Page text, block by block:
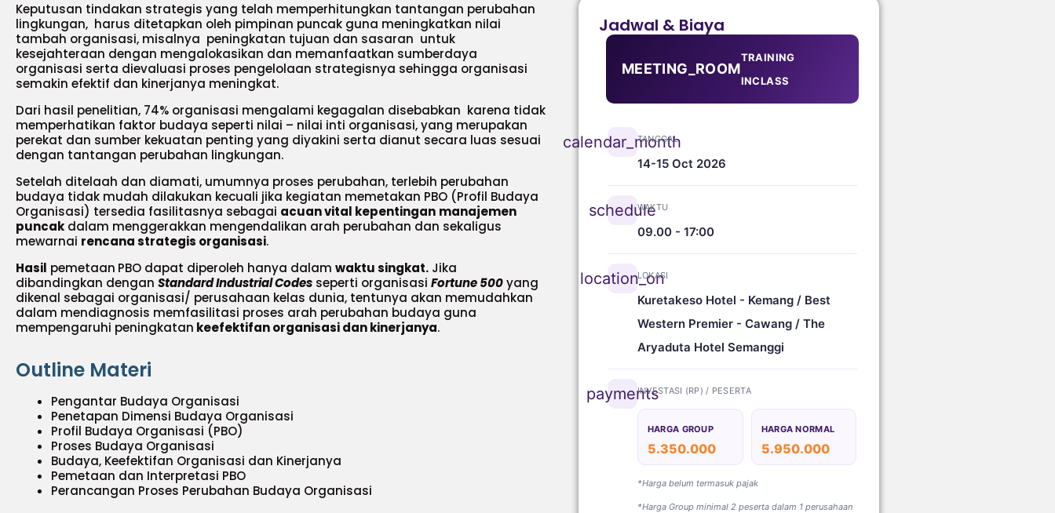
Keputusan tindakan strategis yang telah memperhitungkan tantangan perubahan
lingkungan, harus ditetapkan oleh pimpinan puncak guna meningkatkan nilai
tambah organisasi, misalnya peningkatan tujuan dan sasaran untuk
kesejahteraan dengan mengalokasikan dan memanfaatkan sumberdaya
organisasi serta dievaluasi proses pengelolaan strategisnya sehingga organisasi
semakin efektif dan kinerjanya meningkat.
Dari hasil penelitian, 74% organisasi mengalami kegagalan disebabkan karena tidak
memperhatikan faktor budaya seperti nilai – nilai inti organisasi, yang merupakan
perekat dan sumber kekuatan penting yang diyakini serta dianut secara luas sesuai
dengan tantangan perubahan lingkungan.
Setelah ditelaah dan diamati, umumnya proses perubahan, terlebih perubahan
budaya tidak mudah dilakukan kecuali jika kegiatan memetakan PBO (Profil Budaya
Organisasi) tersedia fasilitasnya sebagai acuan vital kepentingan manajemen
puncak dalam menggerakkan mengendalikan arah perubahan dan sekaligus
mewarnai rencana strategis organisasi.
Hasil pemetaan PBO dapat diperoleh hanya dalam waktu singkat. Jika
dibandingkan dengan Standard Industrial Codes seperti organisasi Fortune 500yang
dikenal sebagai organisasi/ perusahaan kelas dunia, tentunya akan memudahkan
dalam mendiagnosis memfasilitasi proses arah perubahan budaya guna
mempengaruhi peningkatan keefektifan organisasi dan kinerjanya.
Outline Materi
Pengantar Budaya Organisasi
Penetapan Dimensi Budaya Organisasi
Profil Budaya Organisasi (PBO)
Proses Budaya Organisasi
Budaya, Keefektifan Organisasi dan Kinerjanya
Pemetaan dan Interpretasi PBO
Perancangan Proses Perubahan Budaya Organisasi
Jadwal & Biaya
MEETING_ROOM
TRAINING
INCLASS
calendar_month
TANGGAL
14-15 Oct 2026
schedule
WAKTU
09.00 - 17:00
location_on
LOKASI
Kuretakeso Hotel - Kemang / Best
Western Premier - Cawang / The
Aryaduta Hotel Semanggi
paymentsINVESTASI (RP) / PESERTA
HARGA GROUP
5.350.000
HARGA NORMAL
5.950.000
*Harga belum termasuk pajak
*Harga Group minimal 2 peserta dalam 1 perusahaan